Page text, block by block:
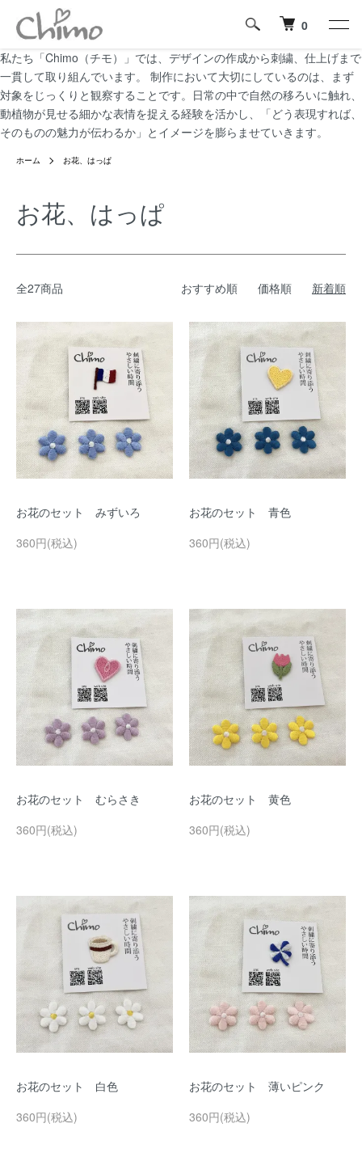
私たち「Chimo（チモ）」では、デザインの作成から刺繍、仕上げまで
一貫して取り組んでいます。 制作において大切にしているのは、まず
対象をじっくりと観察することです。日常の中で自然の移ろいに触れ、
動植物が見せる細かな表情を捉える経験を活かし、「どう表現すれば、
そのものの魅力が伝わるか」とイメージを膨らませていきます。
0
ホーム お花、はっぱ
お花、はっぱ
全27商品 おすすめ順 価格順 新着順
お花のセット みずいろ
360円(税込)
お花のセット 青色
360円(税込)
お花のセット むらさき
360円(税込)
お花のセット 黄色
360円(税込)
お花のセット 白色
360円(税込)
お花のセット 薄いピンク
360円(税込)